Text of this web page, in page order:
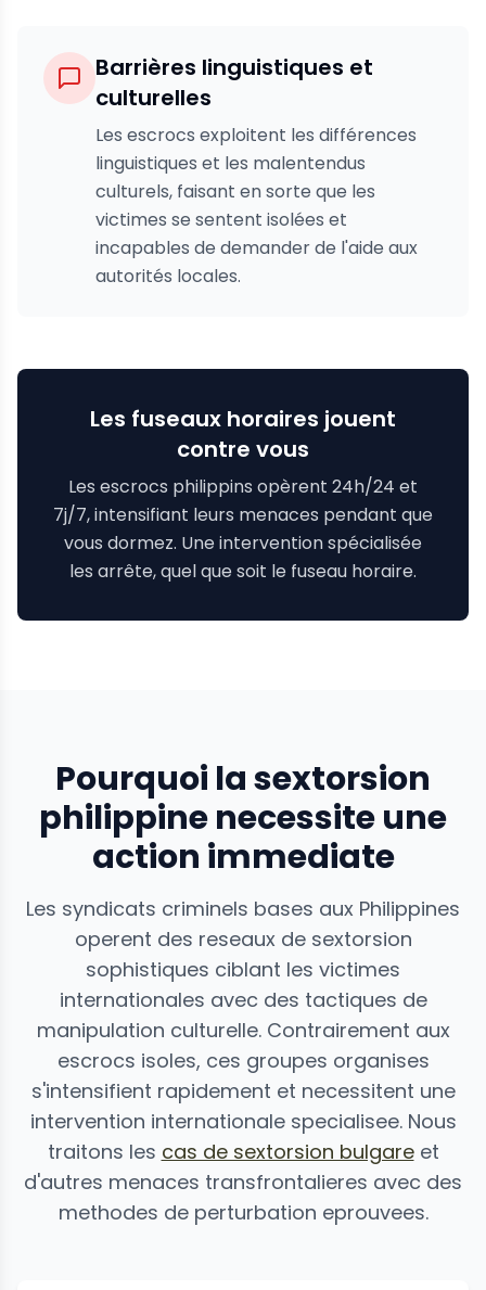
Barrières linguistiques et
culturelles
Les escrocs exploitent les différences
linguistiques et les malentendus
culturels, faisant en sorte que les
victimes se sentent isolées et
incapables de demander de l'aide aux
autorités locales.
Les fuseaux horaires jouent
contre vous
Les escrocs philippins opèrent 24h/24 et
7j/7, intensifiant leurs menaces pendant que
vous dormez. Une intervention spécialisée
les arrête, quel que soit le fuseau horaire.
Pourquoi la sextorsion
philippine necessite une
action immediate
Les syndicats criminels bases aux Philippines
operent des reseaux de sextorsion
sophistiques ciblant les victimes
internationales avec des tactiques de
manipulation culturelle. Contrairement aux
escrocs isoles, ces groupes organises
s'intensifient rapidement et necessitent une
intervention internationale specialisee. Nous
traitons les cas de sextorsion bulgareet
d'autres menaces transfrontalieres avec des
methodes de perturbation eprouvees.